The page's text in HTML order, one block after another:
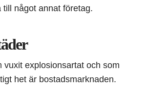
något annat företag.
vuxit explosionsartat och som
het är bostadsmarknaden.